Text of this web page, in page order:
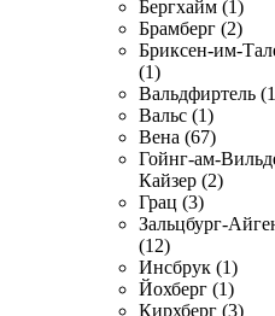
Бергхайм (1)
Брамберг (2)
Бриксен-им-
(1)
Вальдфиртель
Вальс (1)
Вена (67)
Гойнг-ам-
Кайзер (2)
Грац (3)
Зальцбург-
(12)
Инсбрук (1)
Йохберг (1)
Кирхберг (3)